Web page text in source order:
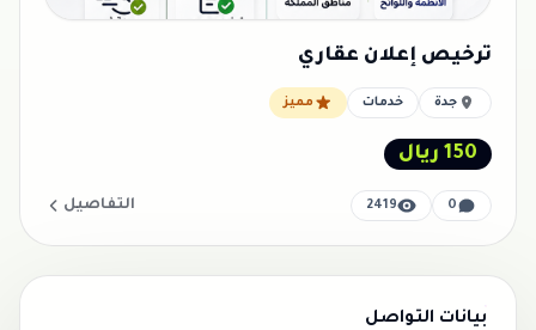
ترخيص إعلان عقاري
جدة خدمات مميز
150 ريال
0
2419 التفاصيل
بيانات التواصل